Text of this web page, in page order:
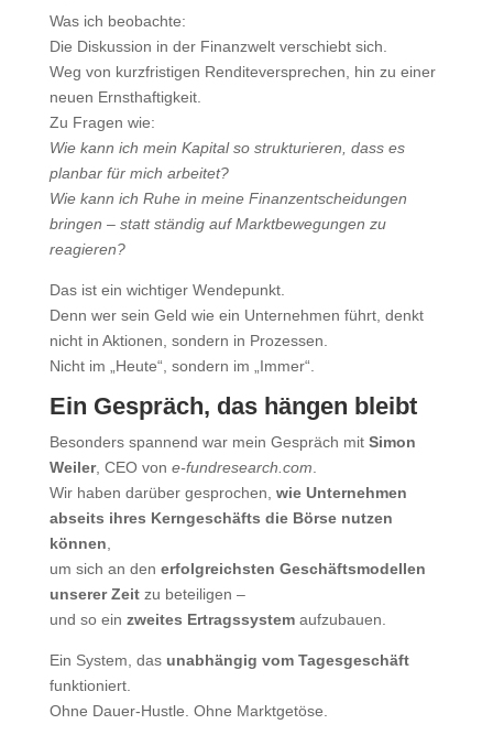
Was ich beobachte:
Die Diskussion in der Finanzwelt verschiebt sich.
Weg von kurzfristigen Renditeversprechen, hin zu einer
neuen Ernsthaftigkeit.
Zu Fragen wie:
Wie kann ich mein Kapital so strukturieren, dass es
planbar für mich arbeitet?
Wie kann ich Ruhe in meine Finanzentscheidungen
bringen – statt ständig auf Marktbewegungen zu
reagieren?
Das ist ein wichtiger Wendepunkt.
Denn wer sein Geld wie ein Unternehmen führt, denkt
nicht in Aktionen, sondern in Prozessen.
Nicht im „Heute“, sondern im „Immer“.
Ein Gespräch, das hängen bleibt
Besonders spannend war mein Gespräch mit Simon
Weiler, CEO von e-fundresearch.com
Wir haben darüber gesprochen, wie Unternehmen
abseits ihres Kerngeschäfts die Börse nutzen
können
um sich an den erfolgreichsten Geschäftsmodellen
unserer Zeitzu beteiligen –
und so ein zweites Ertragssystemaufzubauen.
Ein System, das unabhängig vom Tagesgeschäft
funktioniert.
Ohne Dauer-Hustle. Ohne Marktgetöse.